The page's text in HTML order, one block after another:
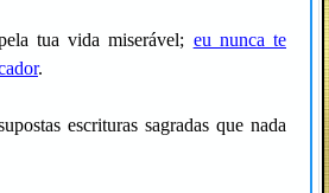
tua vida miserável; eu nunca te
.
escrituras sagradas que nada